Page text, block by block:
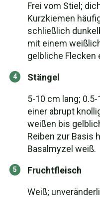
Frei vom Stiel;
Kurzkiemen
schließlich
mit einem
gelbliche Flecken
Stängel
5-10 cm lang;
einer abrupt
weißen bis
Reiben zur Basis
Basalmyzel weiß.
Fruchtfleisch
Weiß;